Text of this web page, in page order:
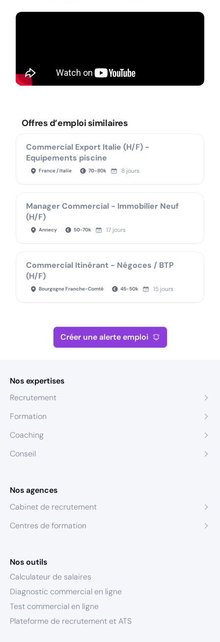
Offres d’emploi similaires
Commercial Export Italie (H/F) -
Equipements piscine
France / Italie 70-80k 8 jours
Manager Commercial - Immobilier Neuf
(H/F)
Annecy 50-70k 17 jours
Commercial Itinérant - Négoces / BTP
(H/F)
Bourgogne Franche-Comté 45-50k 15 jours
Créer une alerte emploi
Nos expertises
Recrutement
Formation
Coaching
Conseil
Nos agences
Cabinet de recrutement
Centres de formation
Nos outils
Calculateur de salaires
Diagnostic commercial en ligne
Test commercial en ligne
Plateforme de recrutement et ATS